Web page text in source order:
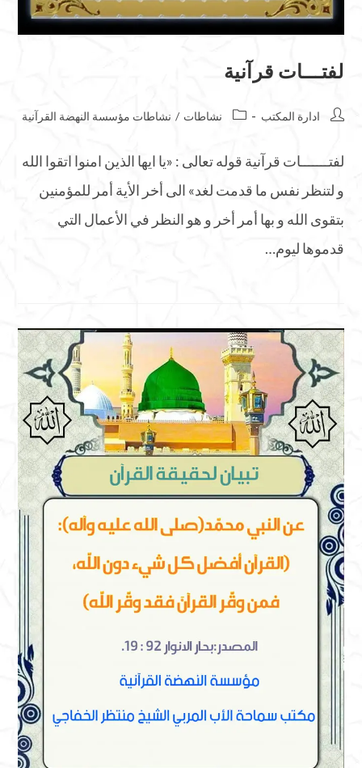
لفتـــات قرآنية
ادارة المكتب نشاطات / نشاطات مؤسسة النهضة القرآنية
لفتـــــــات قرآنية قوله تعالى : «يا ايها الذين امنوا اتقوا الله
و لتنظر نفس ما قدمت لغد» الى أخر الأية أمر للمؤمنين
بتقوى الله و بها أمر أخر و هو النظر في الأعمال التي
قدموها ليوم…